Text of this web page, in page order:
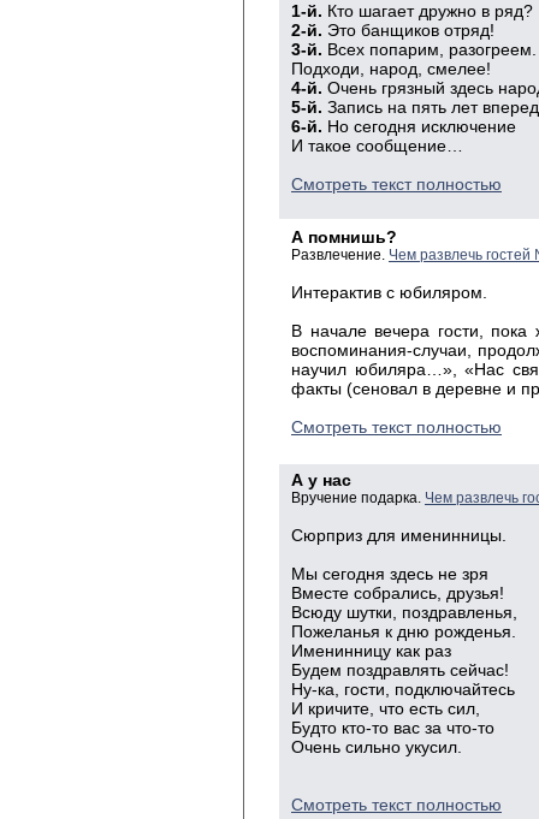
1-й. Кто шагает дружно в ряд?
2-й. Это банщиков отряд!
3-й. Всех попарим, разогреем.
Подходи, народ, смелее!
4-й. Очень грязный здесь
5-й. Запись на пять лет
6-й. Но сегодня исключение
И такое сообщение…
Смотреть текст полностью
А помнишь?
Развлечение. Чем развлечь
Интерактив с юбиляром.
В начале вечера гости,
воспоминания-случаи,
научил юбиляра…», «Нас
факты (сеновал в деревне и
Смотреть текст полностью
А у нас
Вручение подарка. Чем развлечь
Сюрприз для именинницы.
Мы сегодня здесь не зря
Вместе собрались, друзья!
Всюду шутки, поздравленья,
Пожеланья к дню рожденья.
Именинницу как раз
Будем поздравлять сейчас!
Ну-ка, гости, подключайтесь
И кричите, что есть сил,
Будто кто-то вас за что-то
Очень сильно укусил.
Смотреть текст полностью